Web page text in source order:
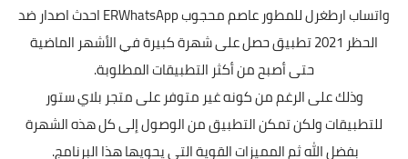
واتساب ارطغرل للمطور عاصم محجوب ERWhatsApp احدث اصدار ضد
الحظر 2021 تطبیق حصل على شھرة كبیرة في الأشھر الماضیة
حتى أصبح من أكثر التطبیقات المطلوبة.
وذلك على الرغم من كونه غیر متوفر على متجر بلاي ستور
للتطبیقات ولكن تمكن التطبیق من الوصول إلى كل ھذه الشھرة
بفضل الله ثم الممیزات القویة التي يحويها هذا البرنامج.